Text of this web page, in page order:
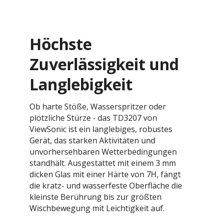
Höchste
Zuverlässigkeit und
Langlebigkeit
Ob harte Stöße, Wasserspritzer oder
plötzliche Stürze - das TD3207 von
ViewSonic ist ein langlebiges, robustes
Gerät, das starken Aktivitäten und
unvorhersehbaren Wetterbedingungen
standhält. Ausgestattet mit einem 3 mm
dicken Glas mit einer Härte von 7H, fängt
die kratz- und wasserfeste Oberfläche die
kleinste Berührung bis zur größten
Wischbewegung mit Leichtigkeit auf.